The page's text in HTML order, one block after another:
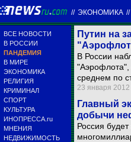
// ЭКОНОМИКА //
ВСЕ НОВОСТИ
В РОССИИ
ПАНДЕМИЯ
В МИРЕ
ЭКОНОМИКА
РЕЛИГИЯ
КРИМИНАЛ
СПОРТ
КУЛЬТУРА
ИНОПРЕССА.ru
МНЕНИЯ
НЕДВИЖИМОСТЬ
Путин на
В России
"Аэрофлота",
среднем по
23 января 2012
Главный
добычи
Россия